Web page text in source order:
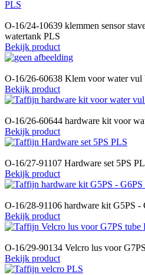
O-16/24-10639 klemmen sensor
watertank PLS
Bekijk product
O-16/26-60638 Klem voor water vul
Bekijk product
O-16/26-60644 hardware kit voor
Bekijk product
O-16/27-91107 Hardware set 5PS
Bekijk product
O-16/28-91106 hardware kit G5PS -
Bekijk product
O-16/29-90134 Velcro lus voor
Bekijk product